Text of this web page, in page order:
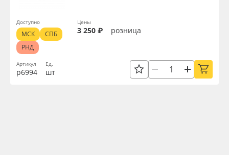
Артикул
р6994
Ед.
шт
Цены
3 250 ₽ розница
Доступно
МСК
СПБ
РНД